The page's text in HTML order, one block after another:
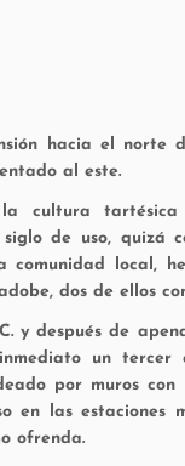
hacia el norte
al este.
cultura
de uso,
comunidad local,
dos de ellos
y después de
un
por muros
en las
ofrenda.